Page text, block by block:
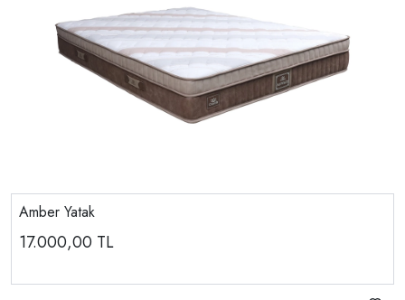
Amber Yatak
17.000,00 TL